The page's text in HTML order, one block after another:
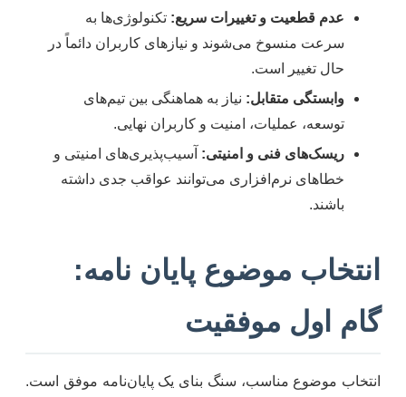
عدم قطعیت و تغییرات سریع: تکنولوژی‌ها به
سرعت منسوخ می‌شوند و نیازهای کاربران دائماً در
حال تغییر است.
وابستگی متقابل: نیاز به هماهنگی بین تیم‌های
توسعه، عملیات، امنیت و کاربران نهایی.
ریسک‌های فنی و امنیتی: آسیب‌پذیری‌های امنیتی و
خطاهای نرم‌افزاری می‌توانند عواقب جدی داشته
باشند.
انتخاب موضوع پایان نامه:
گام اول موفقیت
انتخاب موضوع مناسب، سنگ بنای یک پایان‌نامه موفق است.